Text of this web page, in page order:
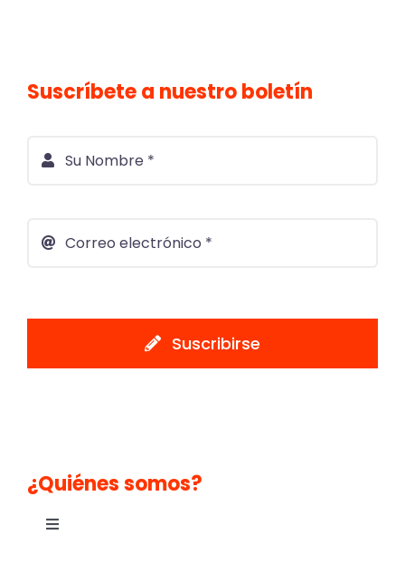
Suscríbete a nuestro boletín
Suscribirse
¿Quiénes somos?
Toggle